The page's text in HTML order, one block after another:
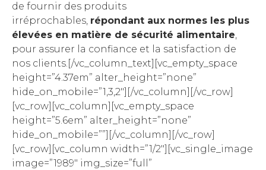
de fournir des produits
irréprochables, répondant aux normes les plus
élevées en matière de sécurité alimentaire,
pour assurer la confiance et la satisfaction de
nos clients.[/vc_column_text][vc_empty_space
height=”4.37em” alter_height=”none”
hide_on_mobile=”1,3,2″][/vc_column][/vc_row]
[vc_row][vc_column][vc_empty_space
height=”5.6em” alter_height=”none”
hide_on_mobile=””][/vc_column][/vc_row]
[vc_row][vc_column width=”1/2″][vc_single_image
image=”1989″ img_size=”full”